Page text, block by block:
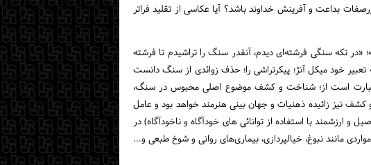
بداعت و آفرینش خداوند باشد؟ آیا عکاسی از تقلید فراتر
«در تکه سنگی فرشته‌ای دیدم، آنقدر سنگ را تراشیدم تا فرشته
خود میکل آنژ؛ پیکرتراشی را؛ حذف زوائدی از سنگ دانست
است از؛ شناخت و کشف موضوع اصلی محبوس در سنگ،
نیز زائیده ذهنیات و جهان بینی هنرمند خواهد بود و عامل
ارزشمند با استفاده از توانائی های خودآگاه و ناخودآگاه) در
مانند نبوغ، خیالپردازی، بیماری‌های روانی و شوخ طبعی و...